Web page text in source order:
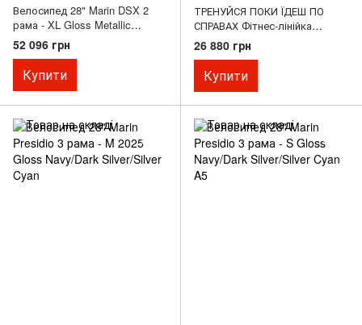
Велосипед 28" Marin DSX 2
рама - XL Gloss Metallic
Red/Chrome A5
52 096 грн
Купити
ТРЕНУЙСЯ ПОКИ ЇДЕШ ПО
СПРАВАХ Фітнес-лінійка
велосипедів Fairfax пропонує
райдеру відчути швидкість
шосейного велосипеда у
поєднанні з комфортною
створений для любителів
швидкості та спорту, що
сприймають щод
26 880 грн
Купити